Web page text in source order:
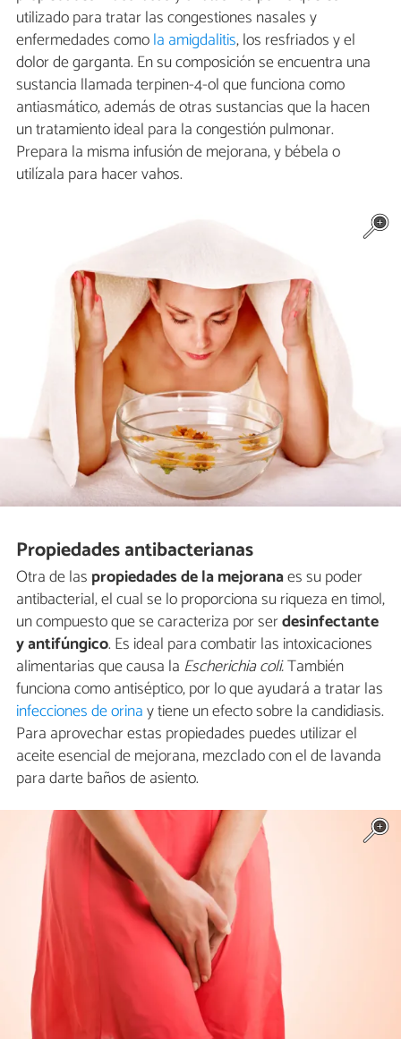
utilizado para tratar las congestiones nasales y
enfermedades comola amigdalitis, los resfriados y el
dolor de garganta. En su composición se encuentra una
sustancia llamada terpinen-4-ol que funciona como
antiasmático, además de otras sustancias que la hacen
un tratamiento ideal para la congestión pulmonar.
Prepara la misma infusión de mejorana, y bébela o
utilízala para hacer vahos.
Propiedades antibacterianas
Otra de las propiedades de la mejoranaes su poder
antibacterial, el cual se lo proporciona su riqueza en timol,
un compuesto que se caracteriza por serdesinfectante
y antifúngico. Es ideal para combatir las intoxicaciones
alimentarias que causa la Escherichia coli.También
funciona como antiséptico, por lo que ayudará a tratar las
infecciones de orinay tiene un efecto sobre la candidiasis.
Para aprovechar estas propiedades puedes utilizar el
aceite esencial de mejorana, mezclado con el de lavanda
para darte baños de asiento.